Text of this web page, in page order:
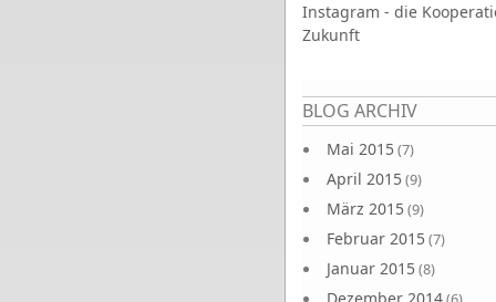
Instagram - die
Zukunft
BLOG ARCHIV
Mai 2015(7)
April 2015(9)
März 2015(9)
Februar 2015(7)
Januar 2015(8)
Seiten